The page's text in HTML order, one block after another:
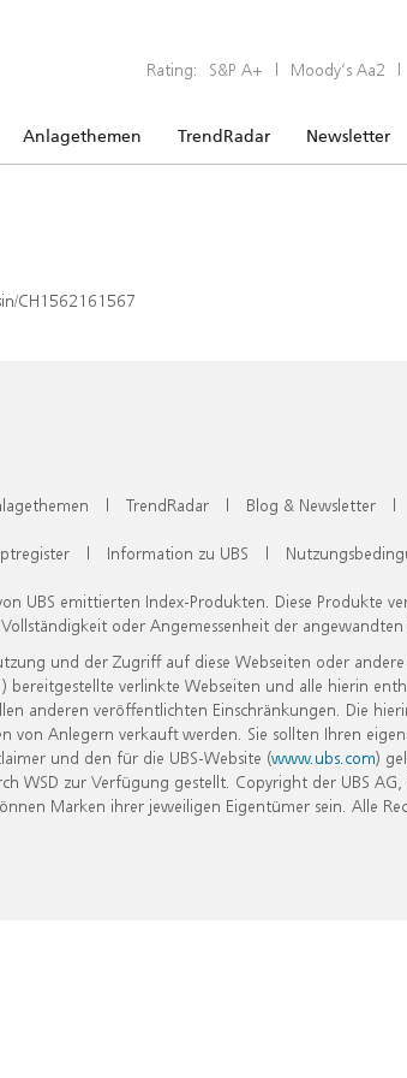
Rating: S&P A+ | Moody’s Aa2 |
Anlagethemen TrendRadar Newsletter
CH1562161567
| TrendRadar | Blog & Newsletter |
| Information zu UBS |
UBS emittierten Index-Produkten. Diese Produkte
oder Angemessenheit der
und der Zugriff auf diese Webseiten oder
verlinkte Webseiten und alle hierin
anderen veröffentlichten Einschränkungen. Die
Anlegern verkauft werden. Sie sollten Ihren
und den für die UBS-Website (www.ubs.com)
zur Verfügung gestellt. Copyright der UBS
Marken ihrer jeweiligen Eigentümer sein. Alle